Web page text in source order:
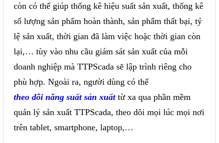
còn có thể giúp thống kê hiệu suất sản xuất, thống kê
số lượng sản phẩm hoàn thành, sản phẩm thất bại, tỷ
lệ sản xuất, thời gian đã làm việc hoặc thời gian còn
lại,… tùy vào nhu cầu giám sát sản xuất của mỗi
doanh nghiệp mà TTPScada sẽ lập trình riêng cho
phù hợp. Ngoài ra, người dùng có thể
theo dõi năng suất sản xuấttừ xa qua phần mềm
quản lý sản xuất TTPScada, theo dõi mọi lúc mọi nơi
trên tablet, smartphone, laptop,…
Thiết kế phần mềm giám sát
và quản lý
Thiết kế tủ điện công nghiệp
Sửa chữa biến tần
Sửa chữa PLC
Sửa chữa màn hình HMI
điều khiển motor bước